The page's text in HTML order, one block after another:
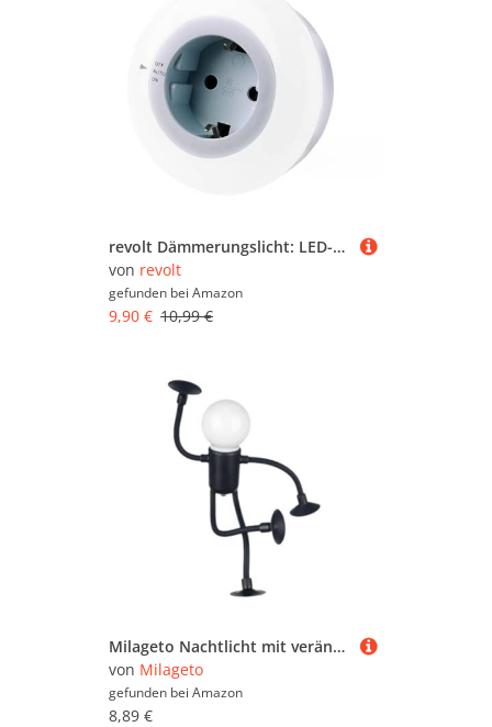
revolt Dämmerungslicht: LED-Nachtlicht mit Dämmerungssensor und Steckdose, weiß (Dämmerungslicht Steckdose, Nachtlicht-Lampe, Steckdosen)
von revolt
gefunden bei Amazon
9,90 € 10,99 €
Milageto Nachtlicht mit veränderbarer Form, Tischdekoration, lustige Sportfigur, DIY-Form, Nachtlichter, Nachttischlampe für Schlafzimmer und Flur, Schwarz
von Milageto
gefunden bei Amazon
8,89 €